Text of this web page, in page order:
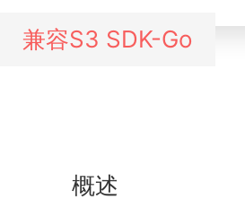
兼容S3 SDK-Go
概述